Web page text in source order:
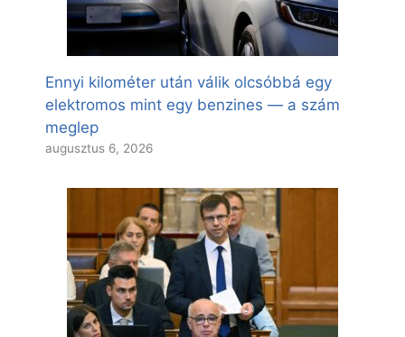
Ennyi kilométer után válik olcsóbbá egy
elektromos mint egy benzines — a szám
meglep
augusztus 6, 2026